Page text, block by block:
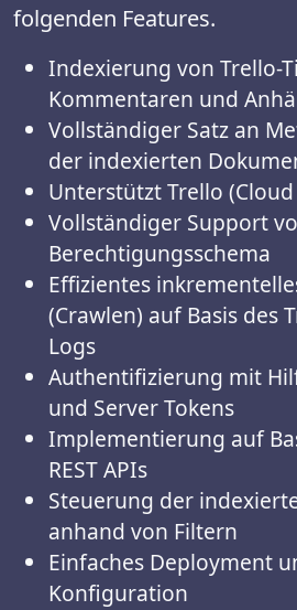
folgenden Features.
Indexierung von Trello-
Kommentaren und
Vollständiger Satz an
der indexierten
Unterstützt Trello
Vollständiger Support
Berechtigungsschema
Effizientes
(Crawlen) auf Basis des
Logs
Authentifizierung mit
und Server Tokens
Implementierung auf
REST APIs
Steuerung der
anhand von Filtern
Einfaches Deployment
Konfiguration